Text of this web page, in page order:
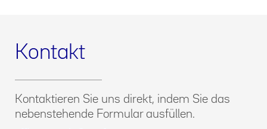
Kontakt
Kontaktieren Sie uns direkt, indem Sie das
nebenstehende Formular ausfüllen.